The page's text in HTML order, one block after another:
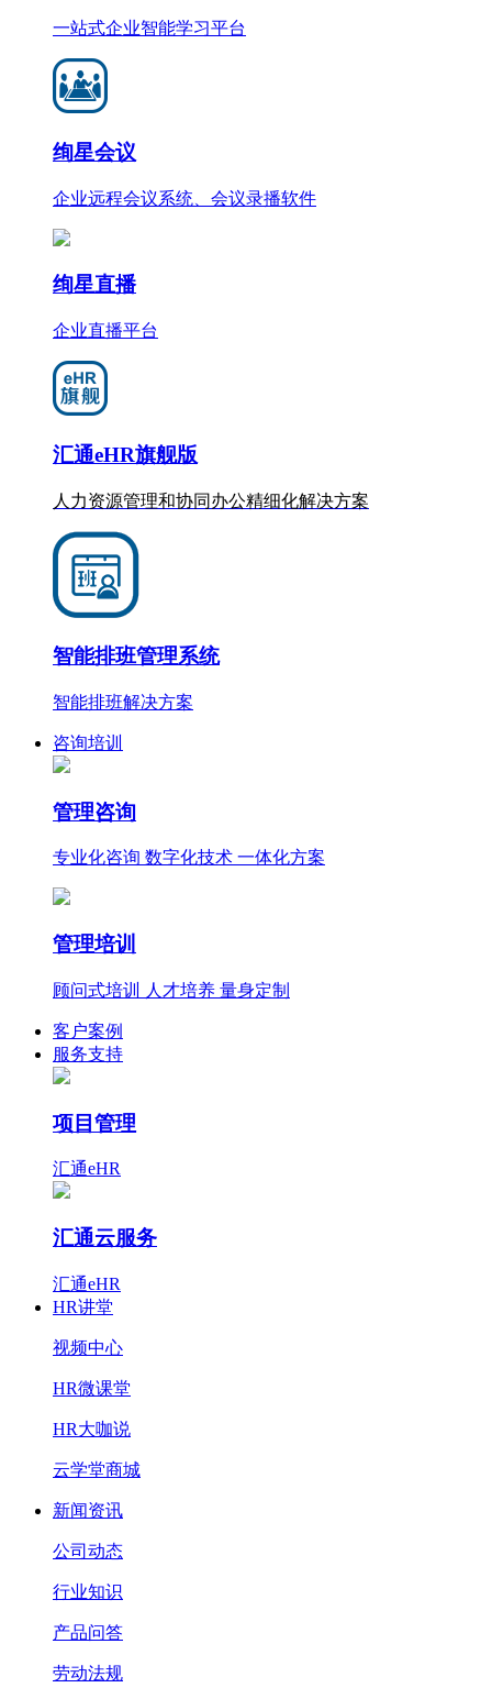
一站式企业智能学习平台
绚星会议
企业远程会议系统、会议录播软件
绚星直播
企业直播平台
汇通eHR旗舰版
人力资源管理和协同办公精细化解决方案
智能排班管理系统
智能排班解决方案
咨询培训
管理咨询
专业化咨询 数字化技术 一体化方案
管理培训
顾问式培训 人才培养 量身定制
客户案例
服务支持
项目管理
汇通eHR
汇通云服务
汇通eHR
HR讲堂
视频中心
HR微课堂
HR大咖说
云学堂商城
新闻资讯
公司动态
行业知识
产品问答
劳动法规